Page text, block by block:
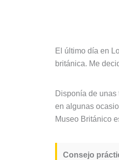
El último día en
británica. Me
Disponía de
en algunas
Museo Británico
Consejo